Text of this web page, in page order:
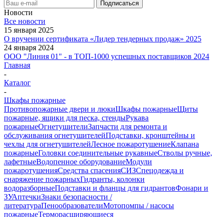
Новости
Все новости
15 января 2025
О вручении сертификата «Лидер тендерных продаж» 2025
24 января 2024
ООО "Линия 01" - в ТОП-1000 успешных поставщиков 2024
Главная
-
Каталог
-
Шкафы пожарные
Противопожарные двери и люкиШкафы пожарныеЩиты
пожарные, ящики для песка, стендыРукава
пожарныеОгнетушителиЗапчасти для ремонта и
обслуживания огнетушителейПодставки, кронштейны и
чехлы для огнетушителейЛесное пожаротушениеКлапана
пожарныеГоловки соединительные рукавныеСтволы ручные,
лафетныеВодопенное оборудованиеМодули
пожаротушенияСредства спасенияСИЗСпецодежда и
снаряжение пожарныхГидранты, колонки
водоразборныеПодставки и фланцы для гидрантовФонари и
ЗУАптечкиЗнаки безопасности /
литератураПенообразователиМотопомпы / насосы
пожарныеТерморасширяющиеся